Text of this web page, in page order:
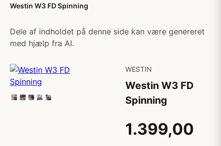
Westin W3 FD Spinning
Dele af indholdet på denne side kan være genereret
med hjælp fra AI.
WESTIN
Westin W3 FD
Spinning
1.399,00